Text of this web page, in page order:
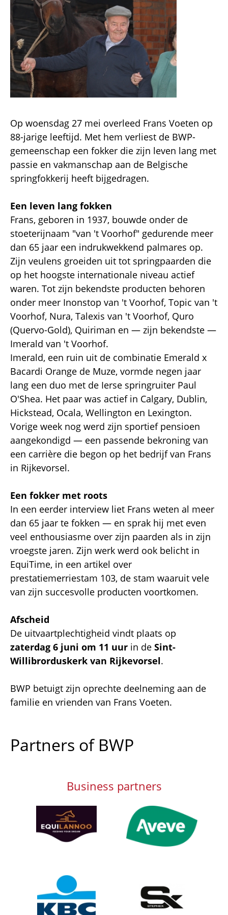
Op woensdag 27 mei overleed Frans Voeten op
88-jarige leeftijd. Met hem verliest de BWP-
gemeenschap een fokker die zijn leven lang met
passie en vakmanschap aan de Belgische
springfokkerij heeft bijgedragen.
Een leven lang fokken
Frans, geboren in 1937, bouwde onder de
stoeterijnaam "van 't Voorhof" gedurende meer
dan 65 jaar een indrukwekkend palmares op.
Zijn veulens groeiden uit tot springpaarden die
op het hoogste internationale niveau actief
waren. Tot zijn bekendste producten behoren
onder meer Inonstop van 't Voorhof, Topic van 't
Voorhof, Nura, Talexis van 't Voorhof, Quro
(Quervo-Gold), Quiriman en — zijn bekendste —
Imerald van 't Voorhof.
Imerald, een ruin uit de combinatie Emerald x
Bacardi Orange de Muze, vormde negen jaar
lang een duo met de Ierse springruiter Paul
O'Shea. Het paar was actief in Calgary, Dublin,
Hickstead, Ocala, Wellington en Lexington.
Vorige week nog werd zijn sportief pensioen
aangekondigd — een passende bekroning van
een carrière die begon op het bedrijf van Frans
in Rijkevorsel.
Een fokker met roots
In een eerder interview liet Frans weten al meer
dan 65 jaar te fokken — en sprak hij met even
veel enthousiasme over zijn paarden als in zijn
vroegste jaren. Zijn werk werd ook belicht in
EquiTime, in een artikel over
prestatiemerriestam 103, de stam waaruit vele
van zijn succesvolle producten voortkomen.
Afscheid
De uitvaartplechtigheid vindt plaats op
zaterdag 6 juni om 11 uur in de Sint-
Willibrorduskerk van Rijkevorsel.
BWP betuigt zijn oprechte deelneming aan de
familie en vrienden van Frans Voeten.
Partners of BWP
Business partners
Afbeelding Afbeelding
Afbeelding